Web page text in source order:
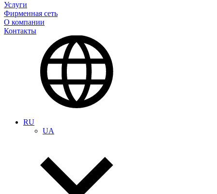
Услуги
Фирменная сеть
О компании
Контакты
RU
UA